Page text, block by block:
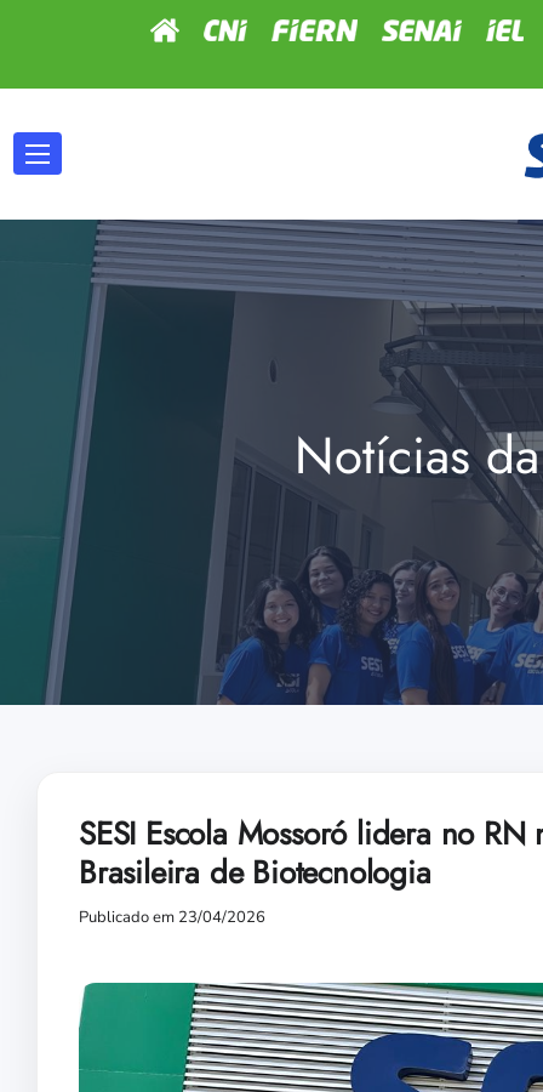
Notícias
SESI Escola Mossoró lidera no
Brasileira de Biotecnologia
Publicado em 23/04/2026